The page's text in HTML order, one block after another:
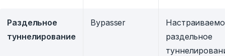
Раздельное
туннелирование
Bypasser
раздельное